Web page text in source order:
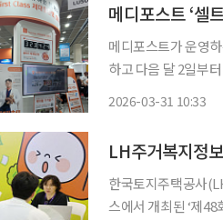
메디포스트 ‘셀
메디포스트가 운영
하고 다음 달 2일부
2026-03-31 10:33
LH주거복지정
한국토지주택공사
스에서 개최된 ‘제